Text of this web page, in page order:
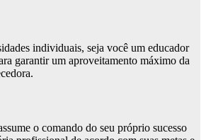
individuais, seja você um educador
garantir um aproveitamento máximo da
o comando do seu próprio sucesso